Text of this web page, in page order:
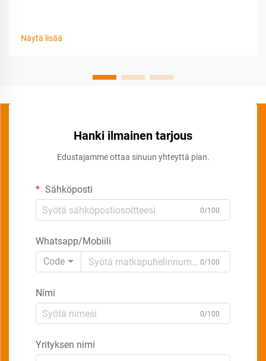
Näytä lisää
Hanki ilmainen tarjous
Edustajamme ottaa sinuun yhteyttä pian.
Sähköposti
0/100
Whatsapp/Mobiili
Code
0/100
Nimi
0/100
Yrityksen nimi